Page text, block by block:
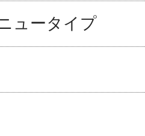
ュータイプ